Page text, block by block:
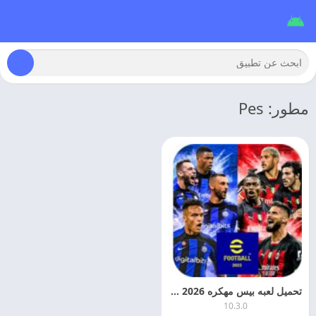
مطور: Pes
تحميل لعبه بيس مهكره Pes 2026 للاندرويد APK + Mod مجانا
10.3.0